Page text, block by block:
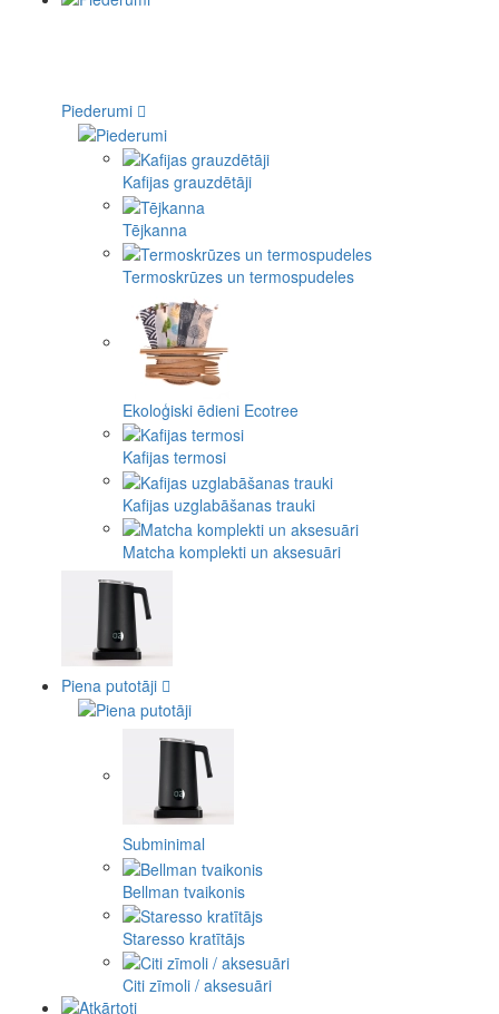
Piederumi
Kafijas grauzdētāji
Tējkanna
Termoskrūzes un termospudeles
Ekoloģiski ēdieni Ecotree
Kafijas termosi
Kafijas uzglabāšanas trauki
Matcha komplekti un aksesuāri
Piena putotāji
Subminimal
Bellman tvaikonis
Staresso kratītājs
Citi zīmoli / aksesuāri